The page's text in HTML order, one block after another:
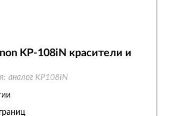
KP-108iN красители и
аналог KP108IN